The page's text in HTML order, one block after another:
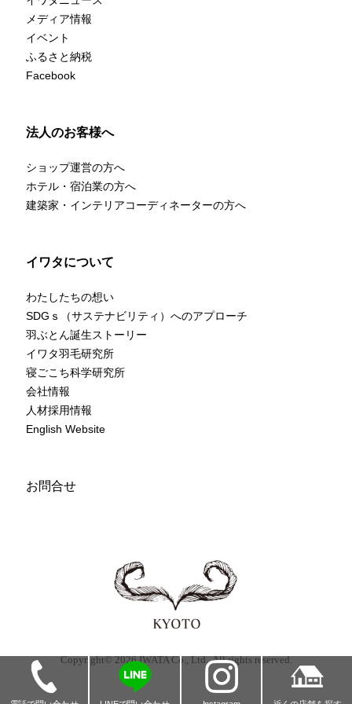
メディア情報
イベント
ふるさと納税
Facebook
法人のお客様へ
ショップ運営の方へ
ホテル・宿泊業の方へ
建築家・インテリアコーディネーターの方へ
イワタについて
わたしたちの想い
SDGｓ（サステナビリティ）へのアプローチ
羽ぶとん誕生ストーリー
イワタ羽毛研究所
寝ごこち科学研究所
会社情報
人材採用情報
English Website
お問合せ
Copyright© 2026 IWATA Co., Ltd.. All rights reserved.